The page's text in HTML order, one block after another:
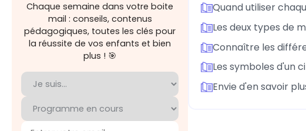
Chaque semaine dans votre boite
mail : conseils, contenus
pédagogiques, toutes les clés pour
la réussite de vos enfants et bien
plus ! 🎯
Quand utiliser
Les deux types de
Connaître les
Les symboles d'un
Envie d'en savoir